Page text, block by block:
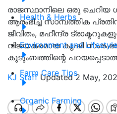
Health & Herbs
Environment and Lifestyle
Farm Care Tips
Organic Farming
രാജസ്ഥാനിലെ ഒരു ചെറിയ
ആരംഭിച്ച സാമ്പത്തിക
ജീവിതം, മഹീന്ദ്ര
വിജയകരമായ കൃഷി
കുടുംബത്തിന്റെ
KJ Staff Updated 2 May,